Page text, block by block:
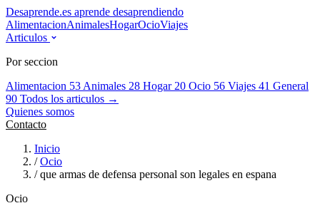
Desaprende.es aprende desaprendiendo
AlimentacionAnimalesHogarOcioViajes
Articulos
Por seccion
Alimentacion 53 Animales 28 Hogar 20 Ocio 56 Viajes 41 General
90 Todos los articulos →
Quienes somos
Contacto
Inicio
/ Ocio
/ que armas de defensa personal son legales en espana
Ocio